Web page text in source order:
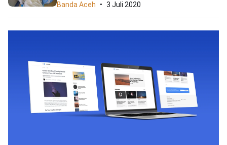
Banda Aceh 3 Juli 2020